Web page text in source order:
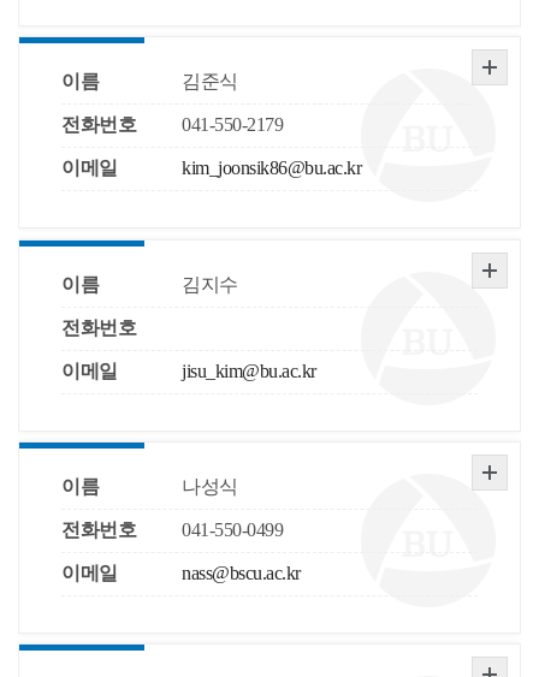
이름 김준식
전화번호 041-550-2179
이메일 kim_joonsik86@bu.ac.kr
이름 김지수
전화번호
이메일 jisu_kim@bu.ac.kr
이름 나성식
전화번호 041-550-0499
이메일 nass@bscu.ac.kr